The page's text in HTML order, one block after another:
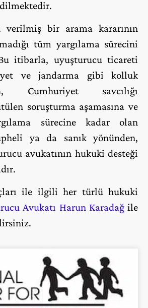
verilmiş bir arama kararının
tüm yargılama sürecini
itibarla, uyuşturucu ticareti
ve jandarma gibi kolluk
Cumhuriyet savcılığı
soruşturma aşamasına ve
sürecine kadar olan
ya da sanık yönünden,
avukatının hukuki desteği
ile ilgili her türlü hukuki
Avukatı Harun Karadağile